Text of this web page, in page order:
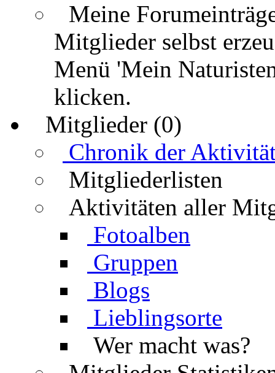
Meine
Mitglieder selbst
Menü 'Mein
klicken.
Mitglieder (0)
Chronik der
Mitgliederlisten
Aktivitäten aller
Fotoalben
Gruppen
Blogs
Lieblingsorte
Wer macht was?